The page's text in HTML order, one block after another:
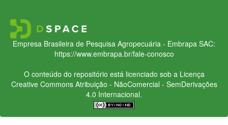
Empresa Brasileira de Pesquisa Agropecuária - Embrapa SAC:
https://www.embrapa.br/fale-conosco
O conteúdo do repositório está licenciado sob a Licença
Creative CommonsAtribuição - NãoComercial - SemDerivações
4.0 Internacional.